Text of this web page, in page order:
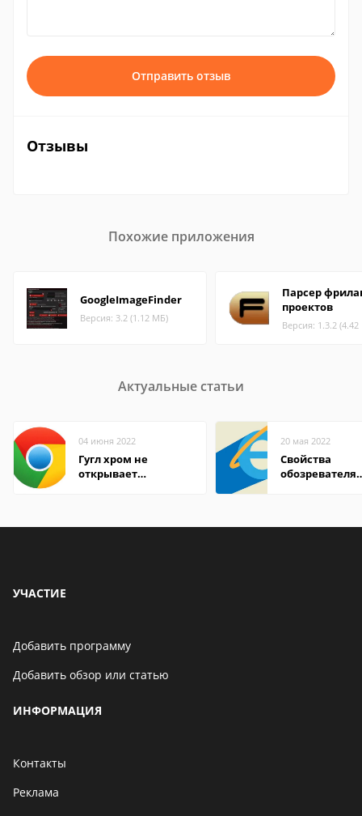
Отправить отзыв
Отзывы
Похожие приложения
GoogleImageFinder
Версия: 3.2 (1.12 МБ)
Парсер
проектов
Версия: 1.3.2
Актуальные статьи
04 июня 2022
Гугл хром не
открывает
20 мая 2022
Свойства
обозревателя
УЧАСТИЕ
Добавить программу
Добавить обзор или статью
ИНФОРМАЦИЯ
Контакты
Реклама